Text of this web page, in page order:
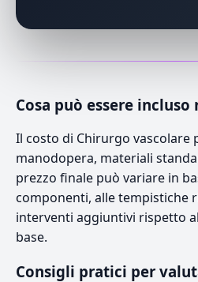
Cosa può essere incluso
Il costo di Chirurgo vascolare
manodopera, materiali
prezzo finale può variare in
componenti, alle tempistiche
interventi aggiuntivi rispetto
base.
Consigli pratici per